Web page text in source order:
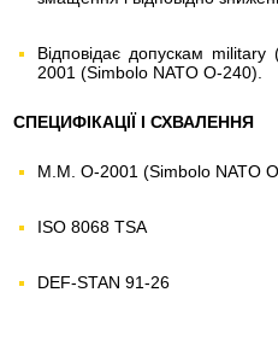
Відповідає допускам
2001 (Simbolo NATO O-240).
СПЕЦИФІКАЦІЇ І СХВАЛЕННЯ
M.M. O-2001 (Simbolo NATO
ISO 8068 TSA
DEF-STAN 91-26